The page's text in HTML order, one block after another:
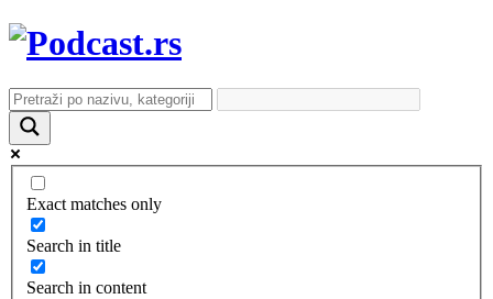
Exact matches only
Search in title
Search in content